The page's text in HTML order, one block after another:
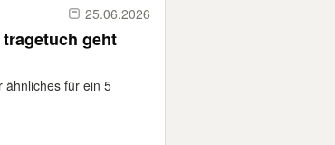
25.06.2026
geht
ähnliches für ein 5